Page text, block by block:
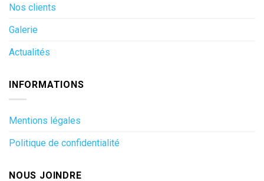
Nos clients
Galerie
Actualités
INFORMATIONS
Mentions légales
Politique de confidentialité
NOUS JOINDRE